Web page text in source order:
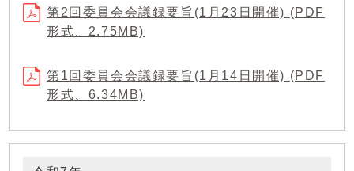
第2回委員会会議録要旨(1月23日開催) (PDF
形式、2.75MB)
第1回委員会会議録要旨(1月14日開催) (PDF
形式、6.34MB)